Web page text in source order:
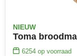
NIEUW
Toma
6254op voorraad